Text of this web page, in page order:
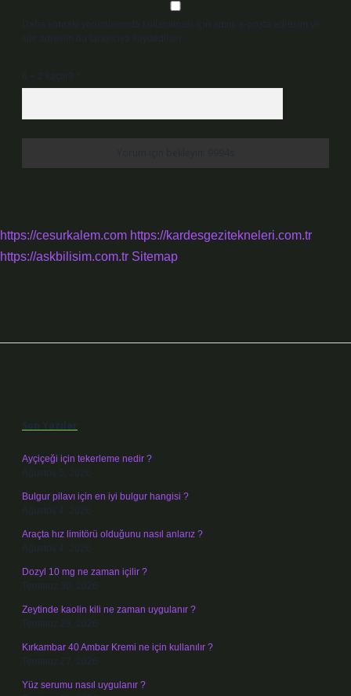
Daha sonraki yorumlarımda kullanılması için adım, e-posta adresim ve
site adresim bu tarayıcıya kaydedilsin.
6 + 2 kaçtır?
https://cesurkalem.com https://kardesgezitekneleri.com.tr
https://askbilisim.com.tr Sitemap
Son Yazılar
Ayçiçeği için tekerleme nedir ?
Ağustos 5, 2026
Bulgur pilavı için en iyi bulgur hangisi ?
Ağustos 4, 2026
Araçta hız limitörü olduğunu nasıl anlarız ?
Ağustos 4, 2026
Dozyl 10 mg ne zaman içilir ?
Temmuz 30, 2026
Zeytinde kaolin kili ne zaman uygulanır ?
Temmuz 29, 2026
Kırkambar 40 Ambar Kremi ne için kullanılır ?
Temmuz 27, 2026
Yüz serumu nasıl uygulanır ?